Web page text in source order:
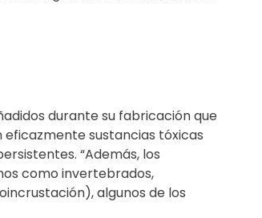
durante su fabricación que
sustancias tóxicas
“Además, los
como invertebrados,
algunos de los